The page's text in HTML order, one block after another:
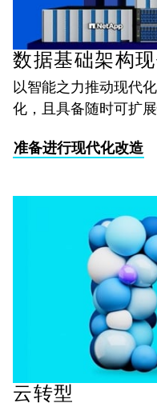
数据基础架构
以智能之力推动现代
化，且具备随时可扩展
准备进行现代化改造
云转型